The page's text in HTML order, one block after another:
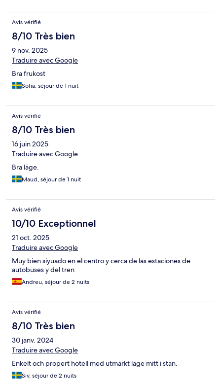
Avis vérifié
8/10 Très bien
9 nov. 2025
Traduire avec Google
Bra frukost
Sofia, séjour de 1 nuit
Avis vérifié
8/10 Très bien
16 juin 2025
Traduire avec Google
Bra läge.
Maud, séjour de 1 nuit
Avis vérifié
10/10 Exceptionnel
21 oct. 2025
Traduire avec Google
Muy bien siyuado en el centro y cerca de las estaciones de
autobuses y del tren
Andreu, séjour de 2 nuits
Avis vérifié
8/10 Très bien
30 janv. 2024
Traduire avec Google
Enkelt och propert hotell med utmärkt läge mitt i stan.
Siv, séjour de 2 nuits